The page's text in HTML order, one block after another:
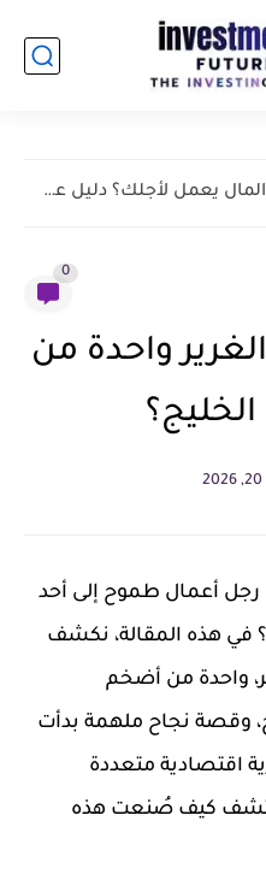
ما هو العائد الإسمي والعائد الحقيقي للسند؟ الفرق بينهما
0
واحدة من
رجل أعمال طموح إلى أحد
في هذه المقالة، نكشف
واحدة من أضخم
وقصة نجاح ملهمة بدأت
اقتصادية متعددة
كيف صُنعت هذه